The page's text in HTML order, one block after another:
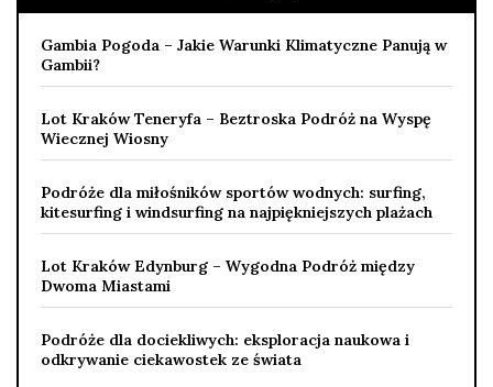
Gambia Pogoda – Jakie Warunki Klimatyczne Panują w
Gambii?
Lot Kraków Teneryfa – Beztroska Podróż na Wyspę
Wiecznej Wiosny
Podróże dla miłośników sportów wodnych: surfing,
kitesurfing i windsurfing na najpiękniejszych plażach
Lot Kraków Edynburg – Wygodna Podróż między
Dwoma Miastami
Podróże dla dociekliwych: eksploracja naukowa i
odkrywanie ciekawostek ze świata